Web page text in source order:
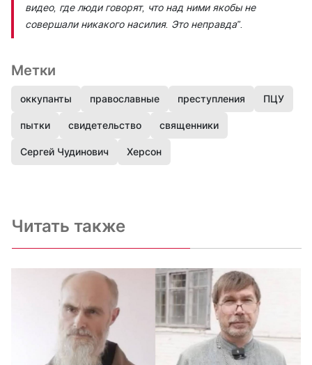
видео, где люди говорят, что над ними якобы не
совершали никакого насилия. Это неправда”.
Метки
оккупанты православные преступления ПЦУ
пытки свидетельство священники
Сергей Чудинович Херсон
Читать также